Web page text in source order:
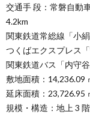
交通手 段：常磐自動
4.2km
関東鉄道常総線「小
つくばエクスプレス
関東鉄道バス「内守
敷地面積：14,236.09
延床面積：23,726.95
規模・構造：地上 3